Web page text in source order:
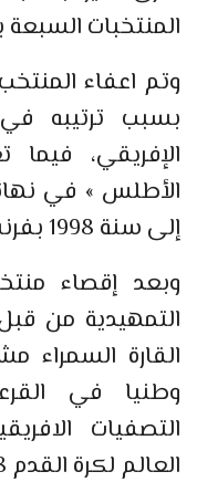
المنتخبات السبعة
وتم اعفاء
الإفريقي،
الأطلس » في
إلى سنة 1998 بفرنسا حيث خرج من الدور الأول.
وبعد إقصاء
التمهيدية من
وطنيا في
التصفيات
العالم لكرة القدم 2018 في روسيا.